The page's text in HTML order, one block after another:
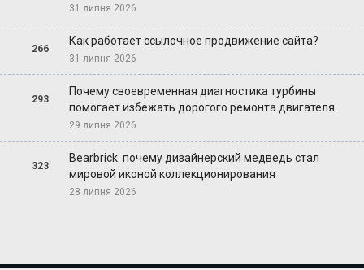
31 липня 2026
266
Как работает ссылочное продвижение сайта?
31 липня 2026
293
Почему своевременная диагностика турбины
помогает избежать дорогого ремонта двигателя
29 липня 2026
323
Bearbrick: почему дизайнерский медведь стал
мировой иконой коллекционирования
28 липня 2026